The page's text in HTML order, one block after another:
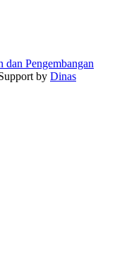
dan Pengembangan
by Dinas